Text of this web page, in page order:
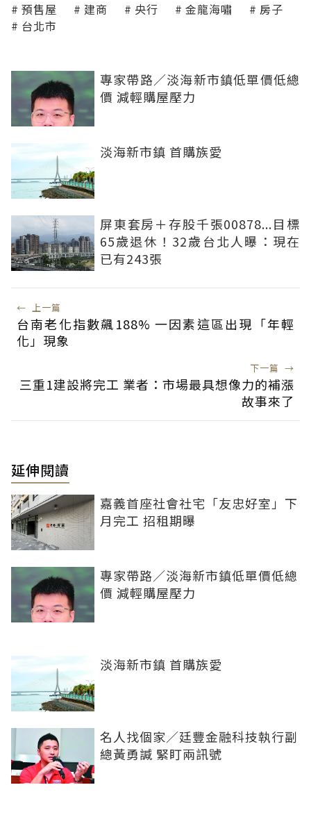
預售屋 建商 央行 金龍海嘯
房子
台北市
專家帶路／淡海新市鎮低單價低總
價 減輕購屋壓力
淡海新市鎮 首購族愛
屏東套房＋存股千張00878...目標
65歲退休！32歲台北人曝：現在
已有243張
← 上一篇
台南老化指數飆188% 一因素這區出現「年輕
化」現象
下一篇 →
三重1建設將完工 業者：市場最具想像力的補漲
故事來了
延伸閱讀
嘉義首座社會社宅「友忠好室」下
月完工 招租期曝
專家帶路／淡海新市鎮低單價低總
價 減輕購屋壓力
淡海新市鎮 首購族愛
名人找個家／廷豐金融科技執行副
總黃勇諴 緊盯兩訊號